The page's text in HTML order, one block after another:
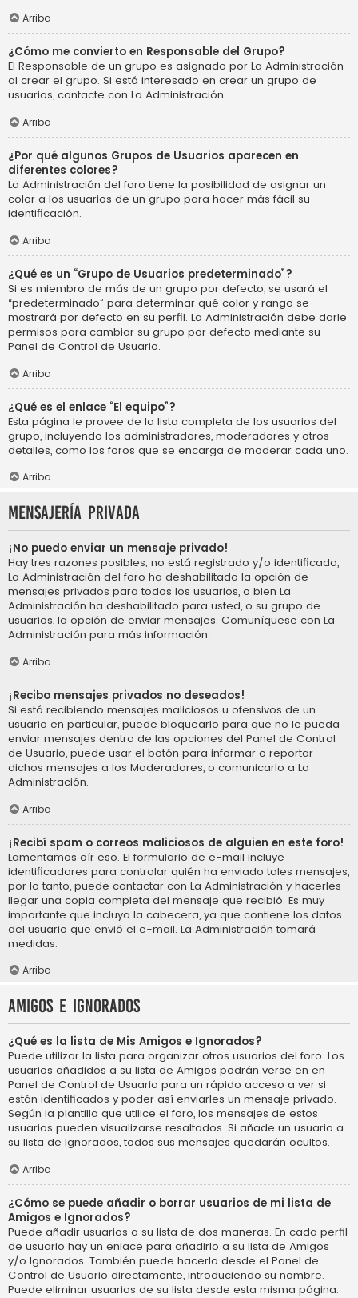
Arriba
¿Cómo me convierto en Responsable del Grupo?
El Responsable de un grupo es asignado por La Administración
al crear el grupo. Si está interesado en crear un grupo de
usuarios, contacte con La Administración.
Arriba
¿Por qué algunos Grupos de Usuarios aparecen en
diferentes colores?
La Administración del foro tiene la posibilidad de asignar un
color a los usuarios de un grupo para hacer más fácil su
identificación.
Arriba
¿Qué es un “Grupo de Usuarios predeterminado”?
Si es miembro de más de un grupo por defecto, se usará el
“predeterminado” para determinar qué color y rango se
mostrará por defecto en su perfil. La Administración debe darle
permisos para cambiar su grupo por defecto mediante su
Panel de Control de Usuario.
Arriba
¿Qué es el enlace “El equipo”?
Esta página le provee de la lista completa de los usuarios del
grupo, incluyendo los administradores, moderadores y otros
detalles, como los foros que se encarga de moderar cada uno.
Arriba
Mensajería privada
¡No puedo enviar un mensaje privado!
Hay tres razones posibles; no está registrado y/o identificado,
La Administración del foro ha deshabilitado la opción de
mensajes privados para todos los usuarios, o bien La
Administración ha deshabilitado para usted, o su grupo de
usuarios, la opción de enviar mensajes. Comuníquese con La
Administración para más información.
Arriba
¡Recibo mensajes privados no deseados!
Si está recibiendo mensajes maliciosos u ofensivos de un
usuario en particular, puede bloquearlo para que no le pueda
enviar mensajes dentro de las opciones del Panel de Control
de Usuario, puede usar el botón para informar o reportar
dichos mensajes a los Moderadores, o comunicarlo a La
Administración.
Arriba
¡Recibí spam o correos maliciosos de alguien en este foro!
Lamentamos oír eso. El formulario de e-mail incluye
identificadores para controlar quién ha enviado tales mensajes,
por lo tanto, puede contactar con La Administración y hacerles
llegar una copia completa del mensaje que recibió. Es muy
importante que incluya la cabecera, ya que contiene los datos
del usuario que envió el e-mail. La Administración tomará
medidas.
Arriba
Amigos e Ignorados
¿Qué es la lista de Mis Amigos e Ignorados?
Puede utilizar la lista para organizar otros usuarios del foro. Los
usuarios añadidos a su lista de Amigos podrán verse en en
Panel de Control de Usuario para un rápido acceso a ver si
están identificados y poder así enviarles un mensaje privado.
Según la plantilla que utilice el foro, los mensajes de estos
usuarios pueden visualizarse resaltados. Si añade un usuario a
su lista de Ignorados, todos sus mensajes quedarán ocultos.
Arriba
¿Cómo se puede añadir o borrar usuarios de mi lista de
Amigos e Ignorados?
Puede añadir usuarios a su lista de dos maneras. En cada perfil
de usuario hay un enlace para añadirlo a su lista de Amigos
y/o Ignorados. También puede hacerlo desde el Panel de
Control de Usuario directamente, introduciendo su nombre.
Puede eliminar usuarios de su lista desde esta misma página.